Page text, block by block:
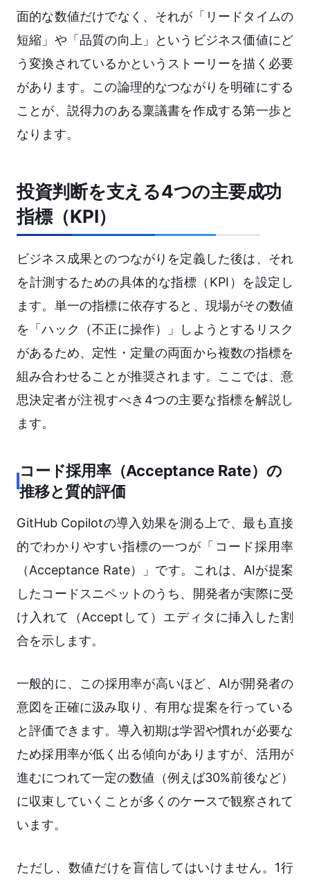
面的な数値だけでなく、それが「リードタイムの
短縮」や「品質の向上」というビジネス価値にど
う変換されているかというストーリーを描く必要
があります。この論理的なつながりを明確にする
ことが、説得力のある稟議書を作成する第一歩と
なります。
投資判断を支える4つの主要成功
指標（KPI）
ビジネス成果とのつながりを定義した後は、それ
を計測するための具体的な指標（KPI）を設定し
ます。単一の指標に依存すると、現場がその数値
を「ハック（不正に操作）」しようとするリスク
があるため、定性・定量の両面から複数の指標を
組み合わせることが推奨されます。ここでは、意
思決定者が注視すべき4つの主要な指標を解説し
ます。
コード採用率（Acceptance Rate）の
推移と質的評価
GitHub Copilotの導入効果を測る上で、最も直接
的でわかりやすい指標の一つが「コード採用率
（Acceptance Rate）」です。これは、AIが提案
したコードスニペットのうち、開発者が実際に受
け入れて（Acceptして）エディタに挿入した割
合を示します。
一般的に、この採用率が高いほど、AIが開発者の
意図を正確に汲み取り、有用な提案を行っている
と評価できます。導入初期は学習や慣れが必要な
ため採用率が低く出る傾向がありますが、活用が
進むにつれて一定の数値（例えば30%前後など）
に収束していくことが多くのケースで観察されて
います。
ただし、数値だけを盲信してはいけません。1行